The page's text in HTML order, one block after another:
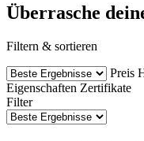
Überrasche
Filtern & sortieren
Preis
Eigenschaften Zertifikate
Filter